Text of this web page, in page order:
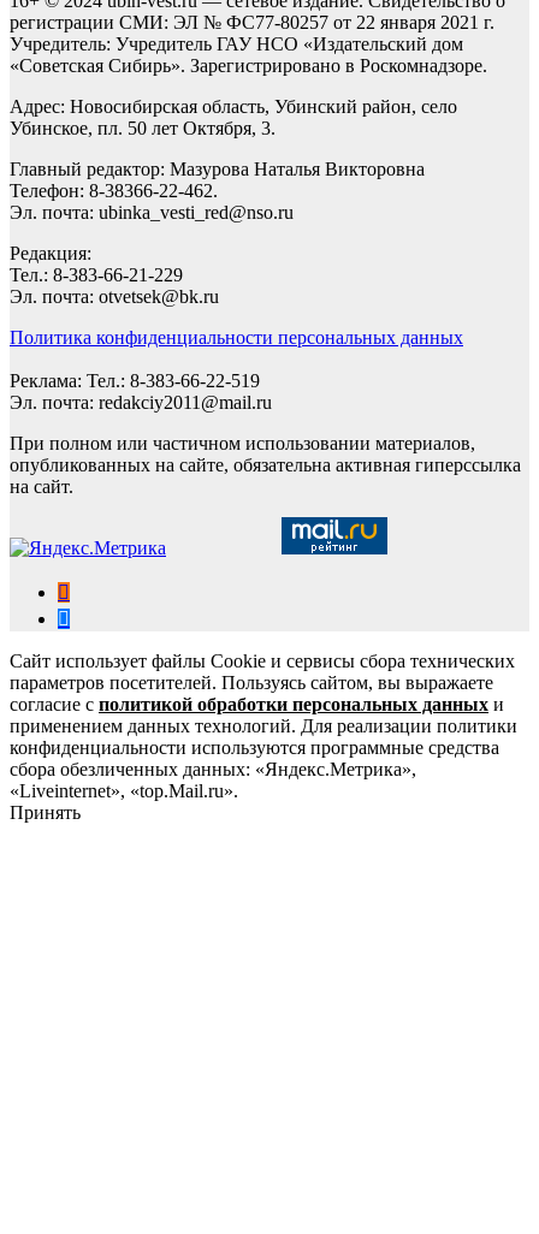
регистрации СМИ: ЭЛ № ФС77-80257 от 22 января 2021 г.
Учредитель: Учредитель ГАУ НСО «Издательский дом
«Советская Сибирь». Зарегистрировано в Роскомнадзоре.
Адрес: Новосибирская область, Убинский район, село
Убинское, пл. 50 лет Октября, 3.
Главный редактор: Мазурова Наталья Викторовна
Телефон: 8-38366-22-462.
Эл. почта: ubinka_vesti_red@nso.ru
Редакция:
Тел.: 8-383-66-21-229
Эл. почта: otvetsek@bk.ru
Политика конфиденциальности персональных данных
Реклама: Тел.: 8-383-66-22-519
Эл. почта: redakciy2011@mail.ru
При полном или частичном использовании материалов,
опубликованных на сайте, обязательна активная гиперссылка
на сайт.
Сайт использует файлы Cookie и сервисы сбора технических
параметров посетителей. Пользуясь сайтом, вы выражаете
согласие с политикой обработки персональных данных и
применением данных технологий. Для реализации политики
конфиденциальности используются программные средства
сбора обезличенных данных: «Яндекс.Метрика»,
«Liveinternet», «top.Mail.ru».
Принять